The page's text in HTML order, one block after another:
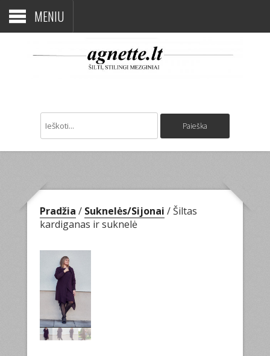
MENIU
Pradžia / Suknelės/Sijonai / Šiltas
kardiganas ir suknelė